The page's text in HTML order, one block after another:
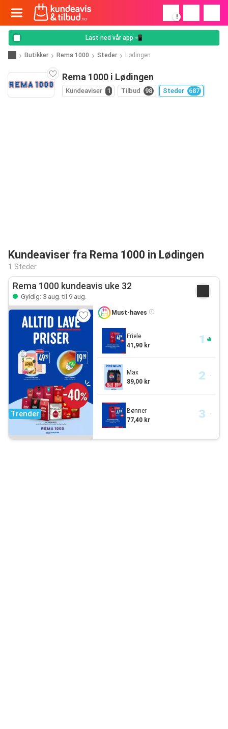
!
Last ned vår app 📲
Butikker Rema 1000 Steder Lødingen
Rema 1000 i Lødingen
Kundeaviser 1 Tilbud 98 Steder 687
Kundeaviser fra Rema 1000 in Lødingen
1 Steder
Rema 1000 kundeavis uke 32
Gyldig: 3 aug. til 9 aug.
Trender
Must-haves
Friele
41,90 kr
Max
89,00 kr
Bønner
77,40 kr